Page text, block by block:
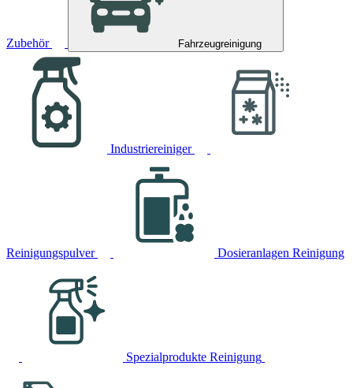
Zubehör Fahrzeugreinigung
Industriereiniger
Reinigungspulver Dosieranlagen Reinigung
Spezialprodukte Reinigung